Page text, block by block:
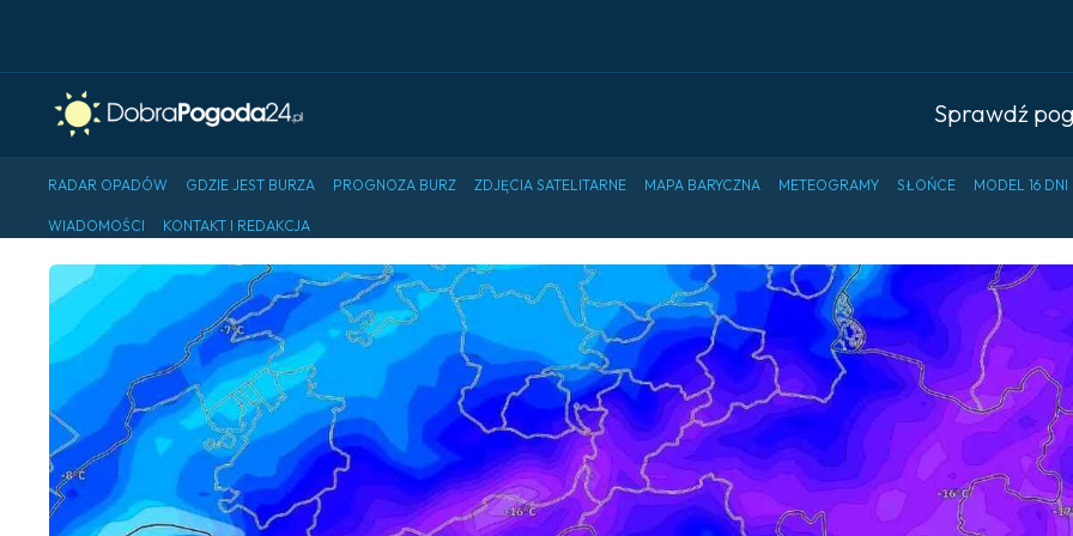
Sprawdź
RADAR OPADÓW GDZIE JEST BURZA PROGNOZA BURZ ZDJĘCIA SATELITARNE MAPA BARYCZNA METEOGRAMY SŁOŃCE MODEL 16 DNI
WIADOMOŚCI KONTAKT I REDAKCJA